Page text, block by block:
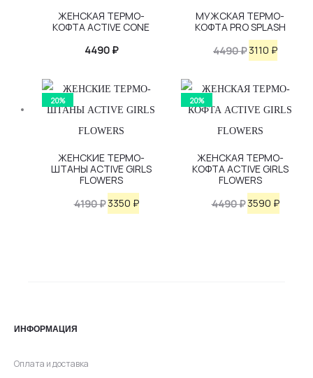
ЖЕНСКАЯ ТЕРМО-
КОФТА ACTIVE CONE
4490 ₽
МУЖСКАЯ ТЕРМО-
КОФТА PRO SPLASH
4490₽
составляла
4490 ₽.
3110 ₽
3110 ₽.
20%
ЖЕНСКИЕ ТЕРМО-
ШТАНЫ ACTIVE GIRLS
FLOWERS
4190₽ Первоначальная
3350 ₽Текущая
20%
ЖЕНСКАЯ ТЕРМО-
КОФТА ACTIVE GIRLS
FLOWERS
4490₽ 3590 ₽
ИНФОРМАЦИЯ
Оплата и доставка